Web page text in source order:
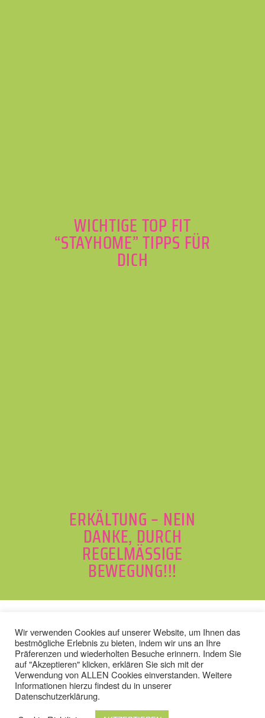
WICHTIGE TOP FIT
“STAYHOME” TIPPS FÜR
DICH
ERKÄLTUNG – NEIN
DANKE, DURCH
REGELMÄSSIGE B
EWEGUNG!!!
BACK TO TOP
IMPRESSUM DATENSCHUTZ
/
AGB /
WIDERRUFSBELEHRUN
Wir verwenden Cookies auf unserer Website, um Ihnen das
bestmögliche Erlebnis zu bieten, indem wir uns an Ihre
Präferenzen und wiederholten Besuche erinnern. Indem Sie
auf "Akzeptieren" klicken, erklären Sie sich mit der
Verwendung von ALLEN Cookies einverstanden. Weitere
Informationen hierzu findest du in unserer
Datenschutzerklärung.